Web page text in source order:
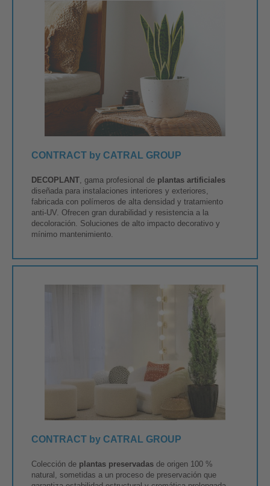
CONTRACT by CATRAL GROUP
DECOPLANT , gama profesional de plantas artificiales
diseñada para instalaciones interiores y exteriores,
fabricada con polímeros de alta densidad y tratamiento
anti-UV. Ofrecen gran durabilidad y resistencia a la
decoloración. Soluciones de alto impacto decorativo y
mínimo mantenimiento.
CONTRACT by CATRAL GROUP
Colección de plantas preservadas de origen 100 %
natural, sometidas a un proceso de preservación que